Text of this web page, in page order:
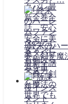
｢終末のハ
巻。剣と魔
ムを！